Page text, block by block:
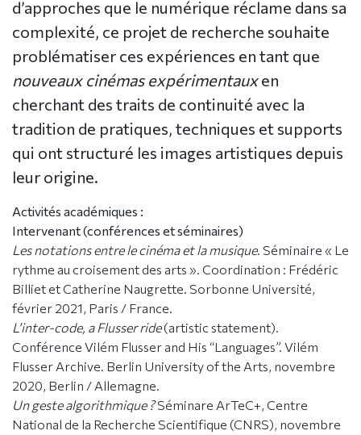
d’approches que le numérique réclame dans sa
complexité, ce projet de recherche souhaite
problématiser ces expériences en tant que
nouveaux cinémas expérimentauxen
cherchant des traits de continuité avec la
tradition de pratiques, techniques et supports
qui ont structuré les images artistiques depuis
leur origine.
Activités académiques :
Intervenant (conférences et séminaires)
Les notations entre le cinéma et la musique. Séminaire « Le
rythme au croisement des arts ». Coordination : Frédéric
Billiet et Catherine Naugrette. Sorbonne Université,
février 2021, Paris / France.
L’inter-code, a Flusser ride(artistic statement).
Conférence Vilém Flusser and His “Languages”. Vilém
Flusser Archive. Berlin University of the Arts, novembre
2020, Berlin / Allemagne.
Un geste algorithmique ?Séminare ArTeC+, Centre
National de la Recherche Scientifique (CNRS), novembre